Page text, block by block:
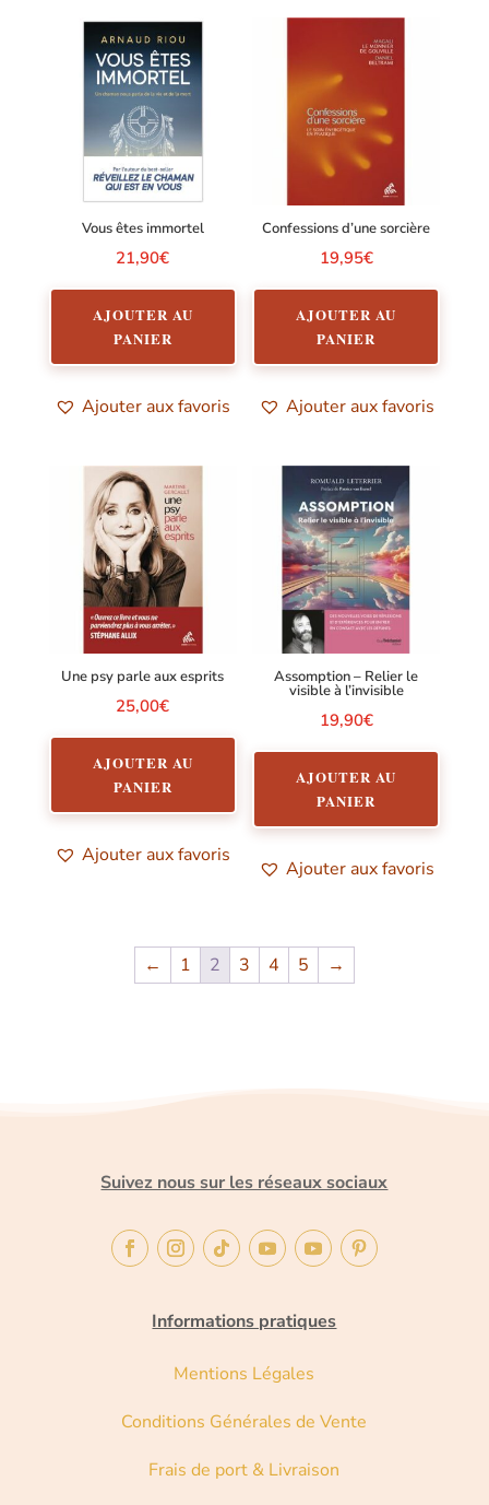
Vous êtes immortel
21,90€
AJOUTER AU
PANIER
Ajouter aux favoris
Confessions d’une sorcière
19,95€
AJOUTER AU
PANIER
Ajouter aux favoris
Une psy parle aux esprits
25,00€
AJOUTER AU
PANIER
Ajouter aux favoris
Assomption – Relier le
visible à l’invisible
19,90€
AJOUTER AU
PANIER
Ajouter aux favoris
← 1 2 3 4 5 →
Suivez nous sur les réseaux sociaux
Informations pratiques
Mentions Légales
Conditions Générales de Vente
Frais de port & Livraison